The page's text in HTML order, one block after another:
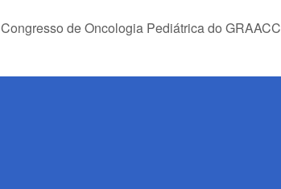
Congresso de Oncologia Pediátrica do GRAACC